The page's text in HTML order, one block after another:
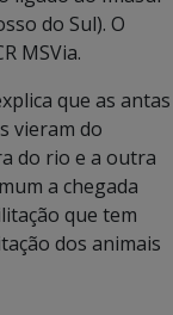
do Sul). O
MSVia.
que as antas
vieram do
do rio e a outra
a chegada
que tem
dos animais